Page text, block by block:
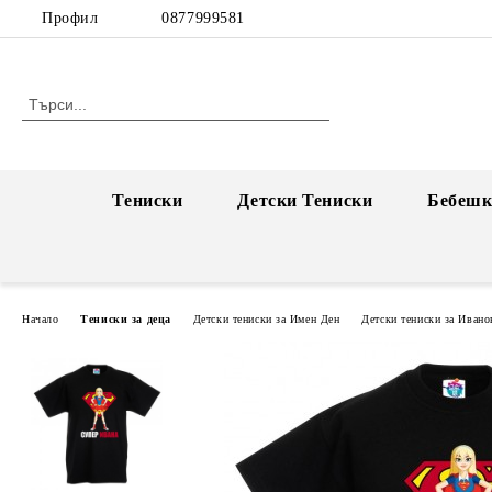
Профил 0877999581
Тениски Детски Тениски
Начало Тениски за деца Детски тениски за Имен Ден Детски тениски за